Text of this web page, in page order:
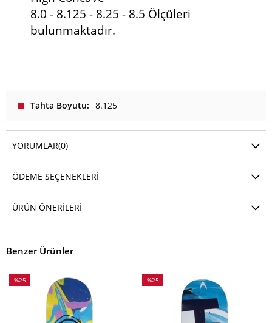
8.0 - 8.125 - 8.25 - 8.5 Ölçüleri
bulunmaktadır.
Tahta Boyutu 8.125
YORUMLAR(0)
ÖDEME SEÇENEKLERI
ÜRÜN ÖNERILERI
Benzer Ürünler
%25
%25